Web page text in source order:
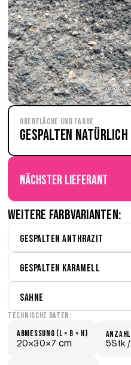
Oberfläche und Farbe
Gespalten Natürlich
nächster Lieferant
Weitere Farbvarianten:
Gespalten Anthrazit
Gespalten Karamell
Sahne
Technische Daten:
Abmessung (L × B × H)
20×30×7 cm
Anzahl
5Stk /